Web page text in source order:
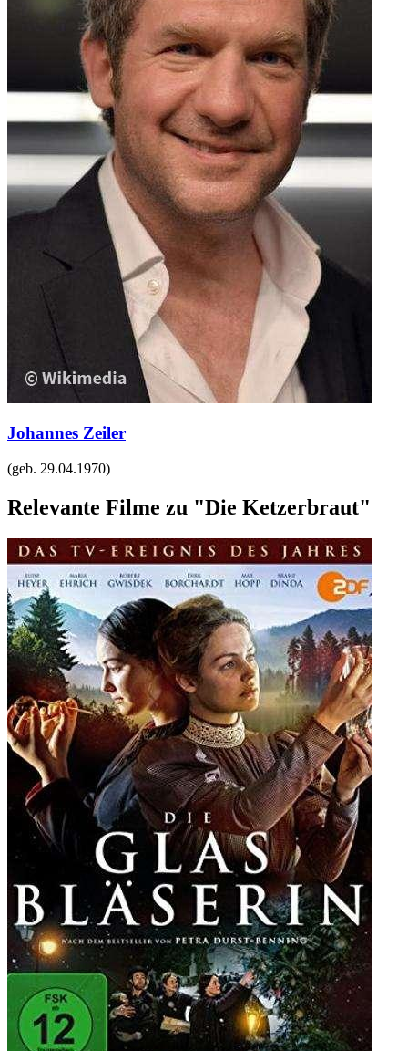
Johannes Zeiler
(geb. 29.04.1970)
Relevante Filme zu "Die Ketzerbraut"